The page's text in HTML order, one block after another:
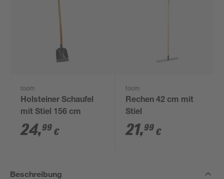
toom
Holsteiner Schaufel
mit Stiel 156 cm
24,99 €
toom
Rechen 42 cm mit
Stiel
21,99 €
Beschreibung